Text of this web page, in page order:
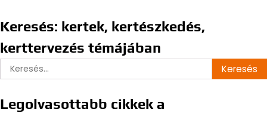
Keresés: kertek, kertészkedés,
kerttervezés témájában
Keresés:
Legolvasottabb cikkek a